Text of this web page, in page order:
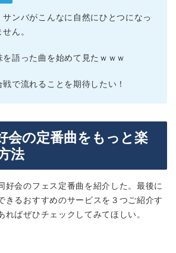
サンバがこんなに自然にひとつになっ
ん。
を語った曲を始めて見たｗｗｗ
で流れることを期待したい！
会の定番曲をもっと楽
法
好会のフェス定番曲を紹介した。最後に
きるおすすめのサービスを３つご紹介す
ればぜひチェックしてみてほしい。